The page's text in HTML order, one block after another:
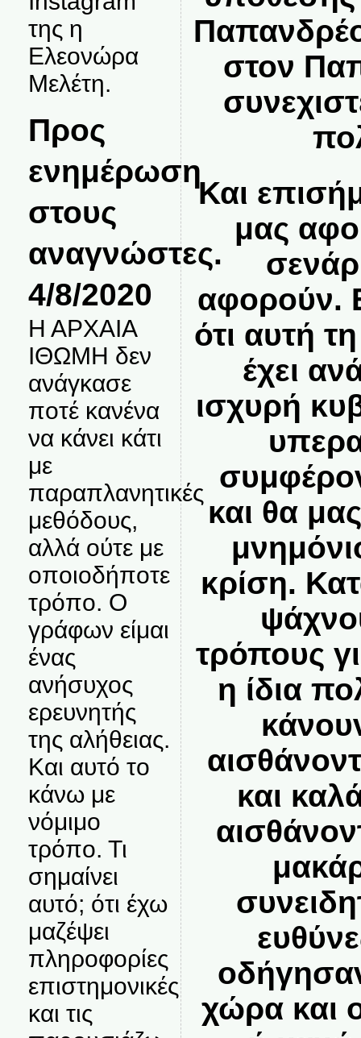
της η
Ελεονώρα
Μελέτη.
Προς
ενημέρωση
στους
αναγνώστες.
4/8/2020
Η ΑΡΧΑΙΑ
ΙΘΩΜΗ δεν
ανάγκασε
ποτέ κανένα
να κάνει κάτι
με
παραπλανητικές
μεθόδους,
αλλά ούτε με
οποιοδήποτε
τρόπο. Ο
γράφων είμαι
ένας
ανήσυχος
ερευνητής
της αλήθειας.
Και αυτό το
κάνω με
νόμιμο
τρόπο. Τι
σημαίνει
αυτό; ότι έχω
μαζέψει
πληροφορίες
επιστημονικές
και τις
στον
Και
μας
αφορούν.
ότι αυτή
έχει
ισχυρή
και θα
κρίση.
τρόπους
η ίδια
και
χώρα και